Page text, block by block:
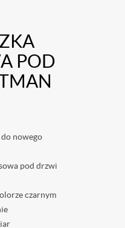
POD
nowego
pod drzwi
czarnym